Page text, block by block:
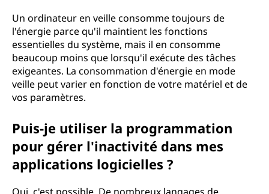
Un ordinateur en veille consomme toujours de
l'énergie parce qu'il maintient les fonctions
essentielles du système, mais il en consomme
beaucoup moins que lorsqu'il exécute des tâches
exigeantes. La consommation d'énergie en mode
veille peut varier en fonction de votre matériel et de
vos paramètres.
Puis-je utiliser la programmation
pour gérer l'inactivité dans mes
applications logicielles ?